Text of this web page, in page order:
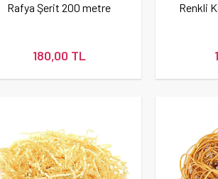
Rafya Şerit 200 metre
180,00 TL
Renkli